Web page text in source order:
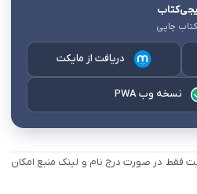
چاپی
دریافت از مایکت
نسخه وب PWA
فقط در صورت درج نام و لینک منبع امکان